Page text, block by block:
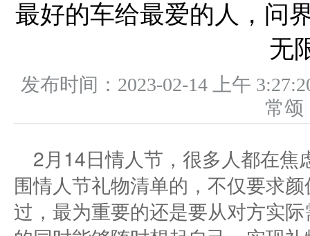
最好的车给最爱的人，问
无
发布时间：2023-02-14 上午
常
2月14日情人节，很多人都在
围情人节礼物清单的，不仅要求
过，最为重要的还是要从对方实